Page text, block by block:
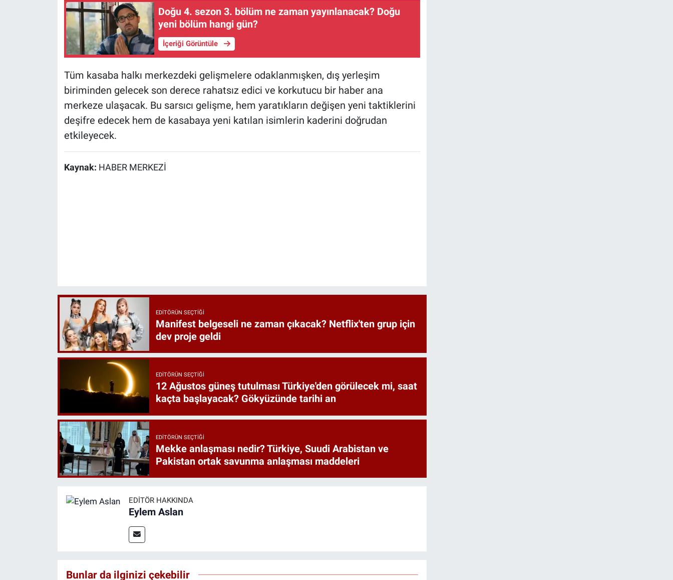
Doğu 4. sezon 3. bölüm ne zaman yayınlanacak? Doğu
yeni bölüm hangi gün?
İçeriği Görüntüle
Tüm kasaba halkı merkezdeki gelişmelere odaklanmışken, dış yerleşim
biriminden gelecek son derece rahatsız edici ve korkutucu bir haber ana
merkeze ulaşacak. Bu sarsıcı gelişme, hem yaratıkların değişen yeni taktiklerini
deşifre edecek hem de kasabaya yeni katılan isimlerin kaderini doğrudan
etkileyecek.
Kaynak: HABER MERKEZİ
EDITÖRÜN SEÇTIĞI
Manifest belgeseli ne zaman çıkacak? Netflix'ten grup için
dev proje geldi
EDITÖRÜN SEÇTIĞI
12 Ağustos güneş tutulması Türkiye'den görülecek mi, saat
kaçta başlayacak? Gökyüzünde tarihi an
EDITÖRÜN SEÇTIĞI
Mekke anlaşması nedir? Türkiye, Suudi Arabistan ve
Pakistan ortak savunma anlaşması maddeleri
EDITÖR HAKKINDA
Eylem Aslan
Bunlar da ilginizi çekebilir